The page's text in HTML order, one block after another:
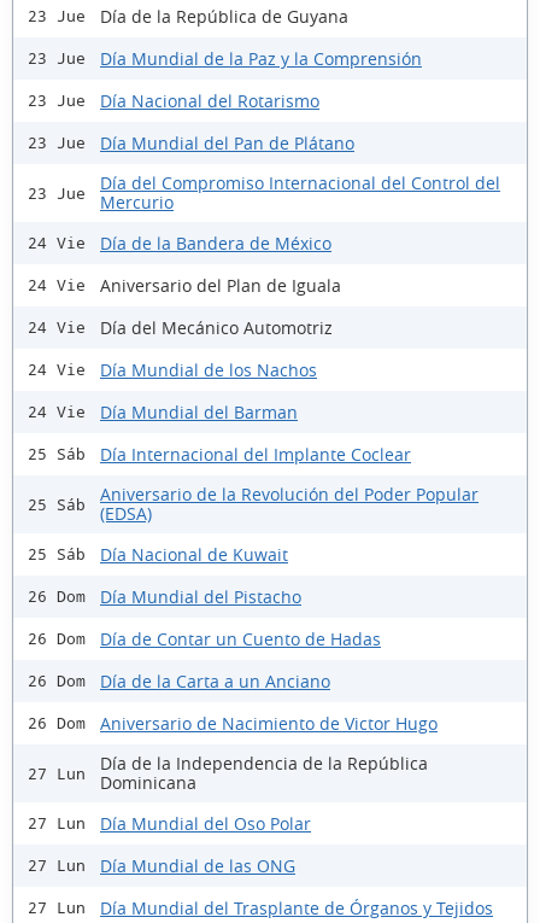
23 Jue Día de la República de Guyana
23 Jue Día Mundial de la Paz y la Comprensión
23 Jue Día Nacional del Rotarismo
23 Jue Día Mundial del Pan de Plátano
23 Jue
Día del Compromiso Internacional del Control del
Mercurio
24 Vie Día de la Bandera de México
24 Vie Aniversario del Plan de Iguala
24 Vie Día del Mecánico Automotriz
24 Vie Día Mundial de los Nachos
24 Vie Día Mundial del Barman
25 Sáb Día Internacional del Implante Coclear
25 Sáb
Aniversario de la Revolución del Poder Popular
(EDSA)
25 Sáb Día Nacional de Kuwait
26 Dom Día Mundial del Pistacho
26 Dom Día de Contar un Cuento de Hadas
26 Dom Día de la Carta a un Anciano
26 Dom Aniversario de Nacimiento de Victor Hugo
27 Lun
Día de la Independencia de la República
Dominicana
27 Lun Día Mundial del Oso Polar
27 Lun Día Mundial de las ONG
27 Lun Día Mundial del Trasplante de Órganos y Tejidos